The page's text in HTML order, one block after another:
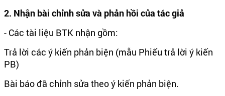
2. Nhận bài chỉnh sửa và phản hồi của tác giả
- Các tài liệu BTK nhận gồm:
Trả lời các ý kiến phản biện (mẫu Phiếu trả lời ý kiến
PB)
Bài báo đã chỉnh sửa theo ý kiến phản biện.